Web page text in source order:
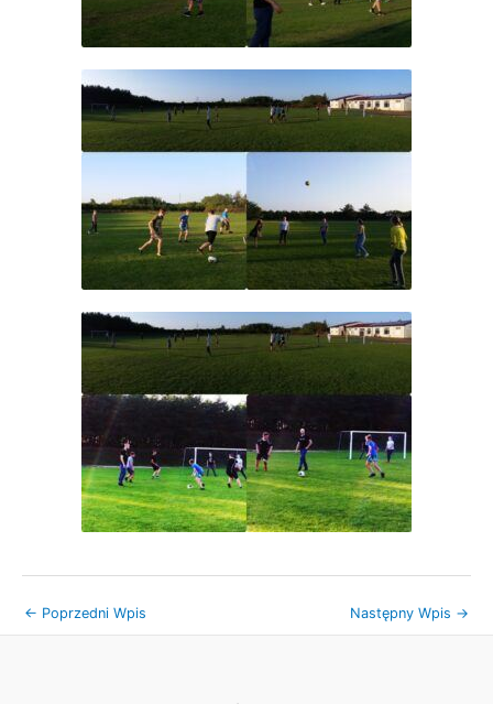
← Poprzedni Wpis Następny Wpis →